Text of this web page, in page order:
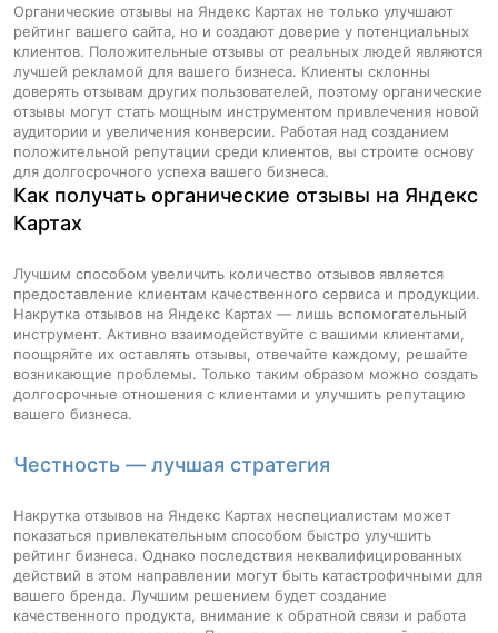
Органические отзывы на Яндекс Картах не только улучшают
рейтинг вашего сайта, но и создают доверие у потенциальных
клиентов. Положительные отзывы от реальных людей являются
лучшей рекламой для вашего бизнеса. Клиенты склонны
доверять отзывам других пользователей, поэтому органические
отзывы могут стать мощным инструментом привлечения новой
аудитории и увеличения конверсии. Работая над созданием
положительной репутации среди клиентов, вы строите основу
для долгосрочного успеха вашего бизнеса.
Как получать органические отзывы на Яндекс
Картах
Лучшим способом увеличить количество отзывов является
предоставление клиентам качественного сервиса и продукции.
Накрутка отзывов на Яндекс Картах — лишь вспомогательный
инструмент. Активно взаимодействуйте с вашими клиентами,
поощряйте их оставлять отзывы, отвечайте каждому, решайте
возникающие проблемы. Только таким образом можно создать
долгосрочные отношения с клиентами и улучшить репутацию
вашего бизнеса.
Честность — лучшая стратегия
Накрутка отзывов на Яндекс Картах неспециалистам может
показаться привлекательным способом быстро улучшить
рейтинг бизнеса. Однако последствия неквалифицированных
действий в этом направлении могут быть катастрофичными для
вашего бренда. Лучшим решением будет создание
качественного продукта, внимание к обратной связи и работа